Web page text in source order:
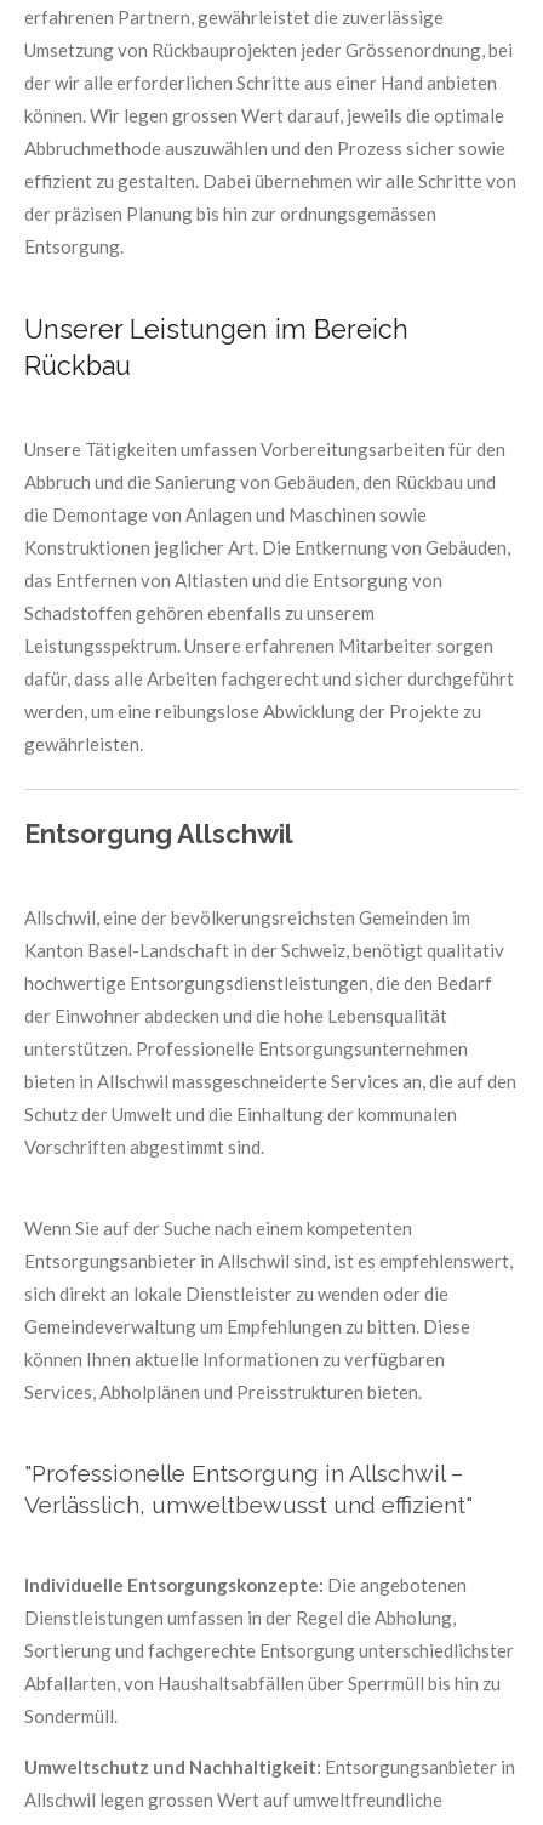
erfahrenen Partnern, gewährleistet die zuverlässige
Umsetzung von Rückbauprojekten jeder Grössenordnung, bei
der wir alle erforderlichen Schritte aus einer Hand anbieten
können. Wir legen grossen Wert darauf, jeweils die optimale
Abbruchmethode auszuwählen und den Prozess sicher sowie
effizient zu gestalten. Dabei übernehmen wir alle Schritte von
der präzisen Planung bis hin zur ordnungsgemässen
Entsorgung.
Unserer Leistungen im Bereich
Rückbau
Unsere Tätigkeiten umfassen Vorbereitungsarbeiten für den
Abbruch und die Sanierung von Gebäuden, den Rückbau und
die Demontage von Anlagen und Maschinen sowie
Konstruktionen jeglicher Art. Die Entkernung von Gebäuden,
das Entfernen von Altlasten und die Entsorgung von
Schadstoffen gehören ebenfalls zu unserem
Leistungsspektrum. Unsere erfahrenen Mitarbeiter sorgen
dafür, dass alle Arbeiten fachgerecht und sicher durchgeführt
werden, um eine reibungslose Abwicklung der Projekte zu
gewährleisten.
Entsorgung Allschwil
Allschwil, eine der bevölkerungsreichsten Gemeinden im
Kanton Basel-Landschaft in der Schweiz, benötigt qualitativ
hochwertige Entsorgungsdienstleistungen, die den Bedarf
der Einwohner abdecken und die hohe Lebensqualität
unterstützen. Professionelle Entsorgungsunternehmen
bieten in Allschwil massgeschneiderte Services an, die auf den
Schutz der Umwelt und die Einhaltung der kommunalen
Vorschriften abgestimmt sind.
Wenn Sie auf der Suche nach einem kompetenten
Entsorgungsanbieter in Allschwil sind, ist es empfehlenswert,
sich direkt an lokale Dienstleister zu wenden oder die
Gemeindeverwaltung um Empfehlungen zu bitten. Diese
können Ihnen aktuelle Informationen zu verfügbaren
Services, Abholplänen und Preisstrukturen bieten.
"Professionelle Entsorgung in Allschwil –
Verlässlich, umweltbewusst und effizient"
Individuelle Entsorgungskonzepte: Die angebotenen
Dienstleistungen umfassen in der Regel die Abholung,
Sortierung und fachgerechte Entsorgung unterschiedlichster
Abfallarten, von Haushaltsabfällen über Sperrmüll bis hin zu
Sondermüll.
Umweltschutz und Nachhaltigkeit: Entsorgungsanbieter in
Allschwil legen grossen Wert auf umweltfreundliche